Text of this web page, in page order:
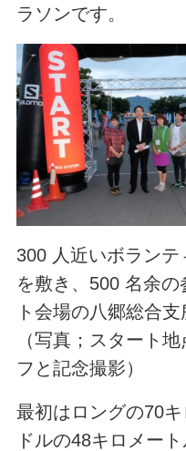
ラソンです。
300 人近いボランテ
を敷き、500 名余
ト会場の八郷総合支
（写真；スタート
フと記念撮影）
最初はロングの70
ドルの48キロメー